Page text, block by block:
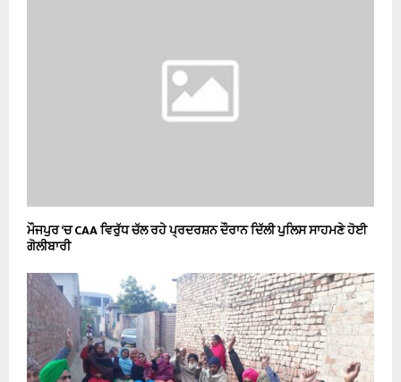
ਮੌਜਪੁਰ ‘ਚ CAA ਵਿਰੁੱਧ ਚੱਲ ਰਹੇ ਪ੍ਰਦਰਸ਼ਨ ਦੌਰਾਨ ਦਿੱਲੀ ਪੁਲਿਸ ਸਾਹਮਣੇ ਹੋਈ
ਗੋਲੀਬਾਰੀ